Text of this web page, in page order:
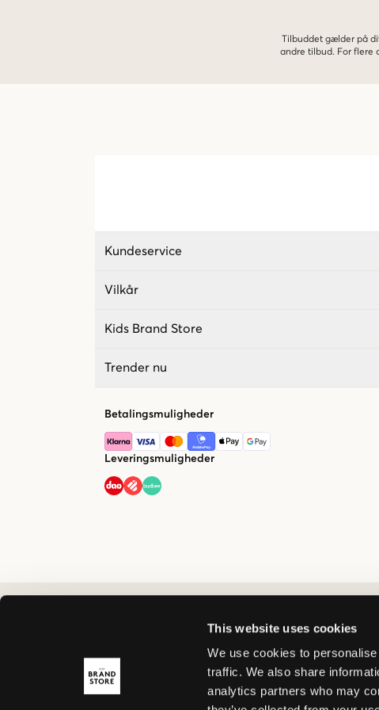
This website uses cookies
We use cookies to
traffic. We also share
analytics partners who may
Tilbuddet gælder på
andre tilbud. For flere
Kundeservice
Vilkår
Kids Brand Store
Trender nu
Betalingsmuligheder
Leveringsmuligheder